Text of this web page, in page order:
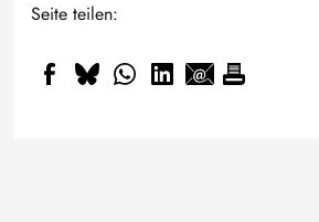
Seite teilen: